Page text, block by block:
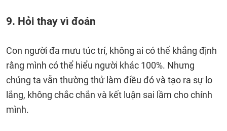
9. Hỏi thay vì đoán
Con người đa mưu túc trí, không ai có thể khẳng định
rằng mình có thể hiểu người khác 100%. Nhưng
chúng ta vẫn thường thử làm điều đó và tạo ra sự lo
lắng, không chắc chắn và kết luận sai lầm cho chính
mình.